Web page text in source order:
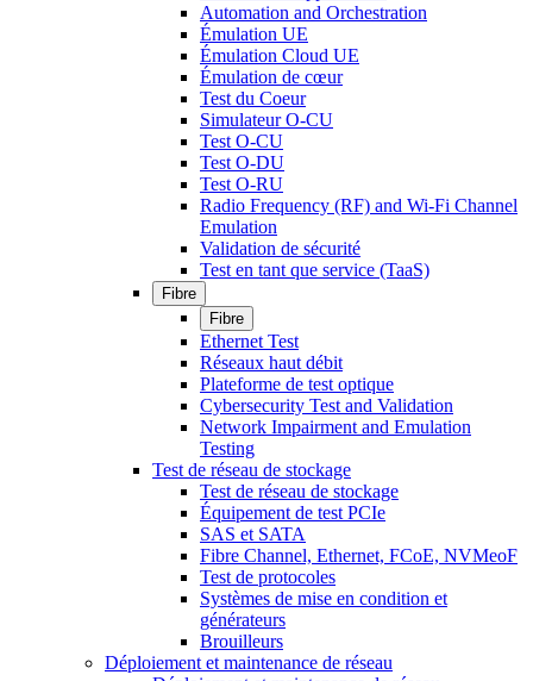
Automation and Orchestration
Émulation UE
Émulation Cloud UE
Émulation de cœur
Test du Coeur
Simulateur O-CU
Test O-CU
Test O-DU
Test O-RU
Radio Frequency (RF) and Wi-Fi Channel
Emulation
Validation de sécurité
Test en tant que service (TaaS)
Fibre
Fibre
Ethernet Test
Réseaux haut débit
Plateforme de test optique
Cybersecurity Test and Validation
Network Impairment and Emulation
Testing
Test de réseau de stockage
Test de réseau de stockage
Équipement de test PCIe
SAS et SATA
Fibre Channel, Ethernet, FCoE, NVMeoF
Test de protocoles
Systèmes de mise en condition et
générateurs
Brouilleurs
Déploiement et maintenance de réseau